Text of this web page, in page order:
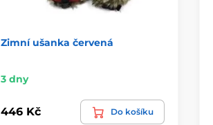
Zimní ušanka červená
3 dny
446 Kč Do košíku